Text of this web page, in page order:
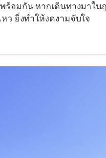
ร้อมกัน หากเดินทางมาใน
ว ยิ่งทำให้งดงามจับใจ